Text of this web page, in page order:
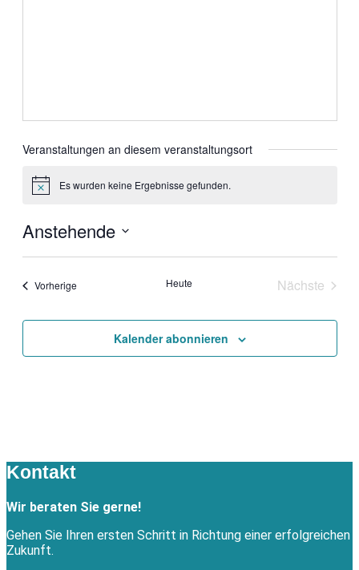
Veranstaltungen an diesem veranstaltungsort
HinweisEs wurden keine Ergebnisse gefunden.
Anstehende
VorherigeVeranstaltungen Heute
Nächste
Kalender abonnieren
Kontakt
Wir beraten Sie gerne!
Gehen Sie Ihren ersten Schritt in Richtung einer erfolgreichen
Zukunft.